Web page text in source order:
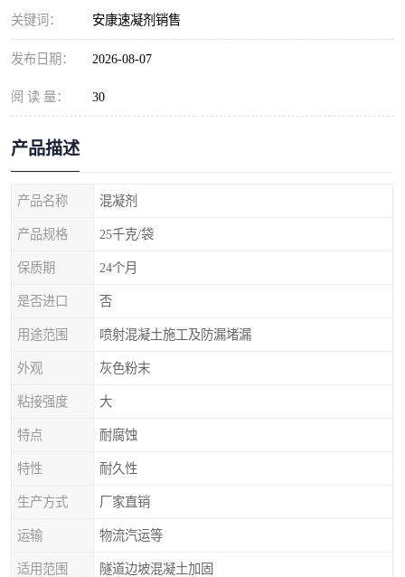
关键词： 安康速凝剂销售
发布日期： 2026-08-07
阅 读 量： 30
产品描述
产品名称 混凝剂
产品规格 25千克/袋
保质期 24个月
是否进口 否
用途范围 喷射混凝土施工及防漏堵漏
外观 灰色粉末
粘接强度 大
特点 耐腐蚀
特性 耐久性
生产方式 厂家直销
运输 物流汽运等
适用范围 隧道边坡混凝土加固